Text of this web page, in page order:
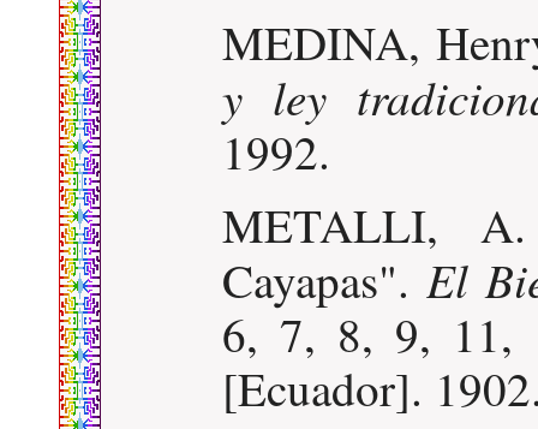
MEDINA,
y ley
1992.
METALLI, A.
Cayapas". El
6, 7, 8, 9, 11,
[Ecuador].